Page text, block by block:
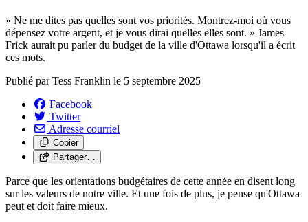
« Ne me dites pas quelles sont vos priorités. Montrez-moi où vous
dépensez votre argent, et je vous dirai quelles elles sont. » James
Frick aurait pu parler du budget de la ville d'Ottawa lorsqu'il a écrit
ces mots.
Publié parTess Franklin le 5 septembre 2025
Facebook
Twitter
Adresse courriel
Copier
Partager…
Parce que les orientations budgétaires de cette année en disent long
sur les valeurs de notre ville. Et une fois de plus, je pense qu'Ottawa
peut et doit faire mieux.